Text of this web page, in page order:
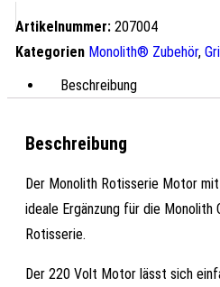
Artikelnummer: 207004
Kategorien Monolith® Zubehör,
Beschreibung
Beschreibung
Der Monolith Rotisserie Motor
ideale Ergänzung für die Monolith
Rotisserie.
Der 220 Volt Motor lässt sich